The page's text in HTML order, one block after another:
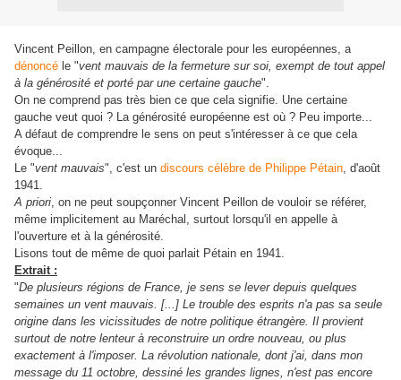
Vincent Peillon, en campagne électorale pour les européennes, a
dénoncé le "vent mauvais de la fermeture sur soi, exempt de tout appel
à la générosité et porté par une certaine gauche".
On ne comprend pas très bien ce que cela signifie. Une certaine
gauche veut quoi ? La générosité européenne est où ? Peu importe...
A défaut de comprendre le sens on peut s'intéresser à ce que cela
évoque...
Le "vent mauvais", c'est un discours célèbre de Philippe Pétain, d'août
1941.
A priori, on ne peut soupçonner Vincent Peillon de vouloir se référer,
même implicitement au Maréchal, surtout lorsqu'il en appelle à
l'ouverture et à la générosité.
Lisons tout de même de quoi parlait Pétain en 1941.
Extrait :
"De plusieurs régions de France, je sens se lever depuis quelques
semaines un vent mauvais. [...] Le trouble des esprits n'a pas sa seule
origine dans les vicissitudes de notre politique étrangère. Il provient
surtout de notre lenteur à reconstruire un ordre nouveau, ou plus
exactement à l'imposer. La révolution nationale, dont j'ai, dans mon
message du 11 octobre, dessiné les grandes lignes, n'est pas encore